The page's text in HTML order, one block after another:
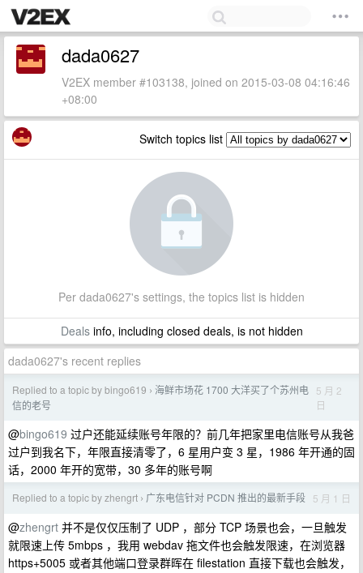
dada0627
V2EX member #103138, joined on 2015-03-08 04:16:46
+08:00
Switch topics list
Per dada0627's settings, the topics list is hidden
Dealsinfo, including closed deals, is not hidden
dada0627's recent replies
Replied to a topic by bingo619 › 海鲜市场花 1700 大洋买了个苏州电
信的老号
5 月 2
日
@bingo619 过户还能延续账号年限的？前几年把家里电信账号从我爸
过户到我名下，年限直接清零了，6 星用户变 3 星，1986 年开通的固
话，2000 年开的宽带，30 多年的账号啊
Replied to a topic by zhengrt › 广东电信针对 PCDN 推出的最新手段 5 月 1 日
@zhengrt 并不是仅仅压制了 UDP ，部分 TCP 场景也会，一旦触发
就限速上传 5mbps ，我用 webdav 拖文件也会触发限速，在浏览器
https+5005 或者其他端口登录群晖在 filestation 直接下载也会触发，